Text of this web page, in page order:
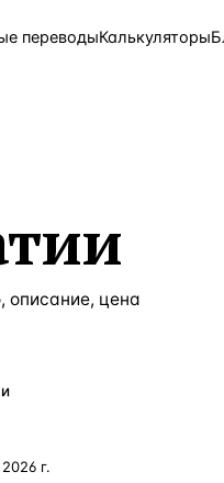
переводыКалькуляторы
5 430 объектов
описание, цена
г.